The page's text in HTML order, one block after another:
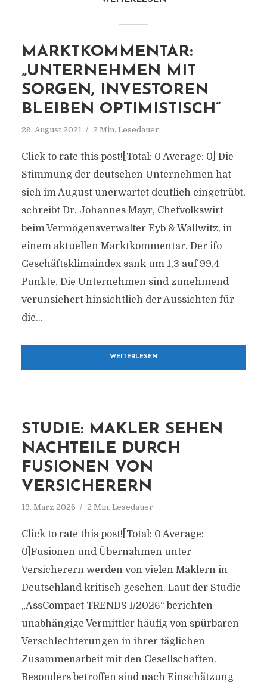
MARKTKOMMENTAR:
„UNTERNEHMEN MIT
SORGEN, INVESTOREN
BLEIBEN OPTIMISTISCH“
26. August 2021 2 Min. Lesedauer
Click to rate this post![Total: 0 Average: 0] Die
Stimmung der deutschen Unternehmen hat
sich im August unerwartet deutlich eingetrübt,
schreibt Dr. Johannes Mayr, Chefvolkswirt
beim Vermögensverwalter Eyb & Wallwitz, in
einem aktuellen Marktkommentar. Der ifo
Geschäftsklimaindex sank um 1,3 auf 99,4
Punkte. Die Unternehmen sind zunehmend
verunsichert hinsichtlich der Aussichten für
die...
WEITERLESEN
STUDIE: MAKLER SEHEN
NACHTEILE DURCH
FUSIONEN VON
VERSICHERERN
19. März 2026 2 Min. Lesedauer
Click to rate this post![Total: 0 Average:
0]Fusionen und Übernahmen unter
Versicherern werden von vielen Maklern in
Deutschland kritisch gesehen. Laut der Studie
„AssCompact TRENDS I/2026“ berichten
unabhängige Vermittler häufig von spürbaren
Verschlechterungen in ihrer täglichen
Zusammenarbeit mit den Gesellschaften.
Besonders betroffen sind nach Einschätzung